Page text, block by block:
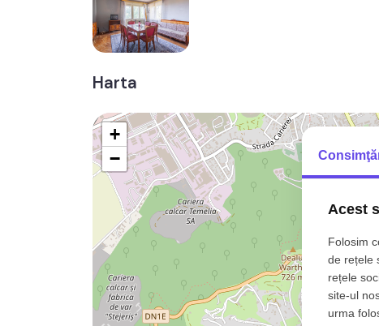
Harta
+
−
Acest
Folosim
de rețele
rețele
site-ul
urma